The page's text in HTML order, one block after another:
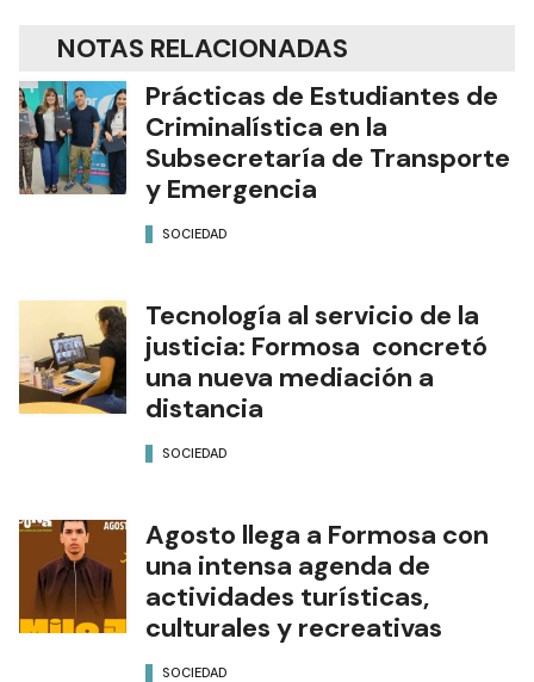
NOTAS RELACIONADAS
Prácticas de Estudiantes de
Criminalística en la
Subsecretaría de Transporte
y Emergencia
SOCIEDAD
Tecnología al servicio de la
justicia: Formosa concretó
una nueva mediación a
distancia
SOCIEDAD
Agosto llega a Formosa con
una intensa agenda de
actividades turísticas,
culturales y recreativas
SOCIEDAD